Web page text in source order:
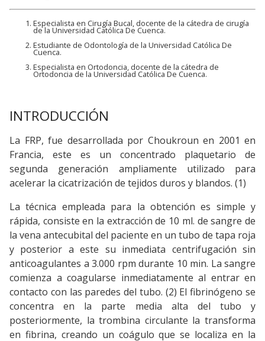
Especialista en Cirugía Bucal, docente de la cátedra de cirugía
de la Universidad Católica De Cuenca.
Estudiante de Odontología de la Universidad Católica De
Cuenca.
Especialista en Ortodoncia, docente de la cátedra de
Ortodoncia de la Universidad Católica De Cuenca.
INTRODUCCIÓN
La FRP, fue desarrollada por Choukroun en 2001 en
Francia, este es un concentrado plaquetario de
segunda generación ampliamente utilizado para
acelerar la cicatrización de tejidos duros y blandos. (1)
La técnica empleada para la obtención es simple y
rápida, consiste en la extracción de 10 ml. de sangre de
la vena antecubital del paciente en un tubo de tapa roja
y posterior a este su inmediata centrifugación sin
anticoagulantes a 3.000 rpm durante 10 min. La sangre
comienza a coagularse inmediatamente al entrar en
contacto con las paredes del tubo. (2) El fibrinógeno se
concentra en la parte media alta del tubo y
posteriormente, la trombina circulante la transforma
en fibrina, creando un coágulo que se localiza en la